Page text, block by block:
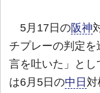
5月17日の阪神
チプレーの判定を
言を吐いた」と
は6月5日の中日 対